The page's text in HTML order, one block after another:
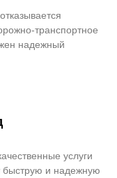
транспортное
надежный
услуги
быструю и надежную